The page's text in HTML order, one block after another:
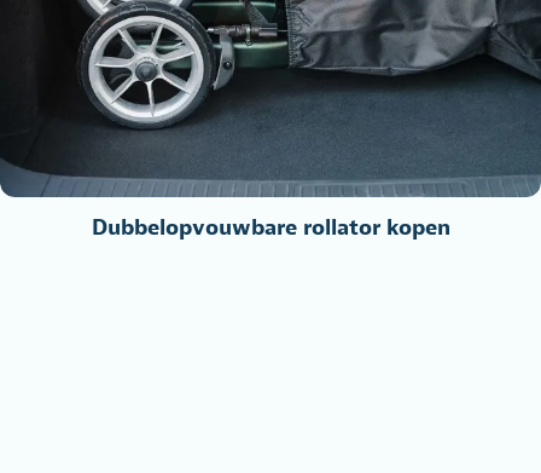
Dubbelopvouwbare rollator kopen